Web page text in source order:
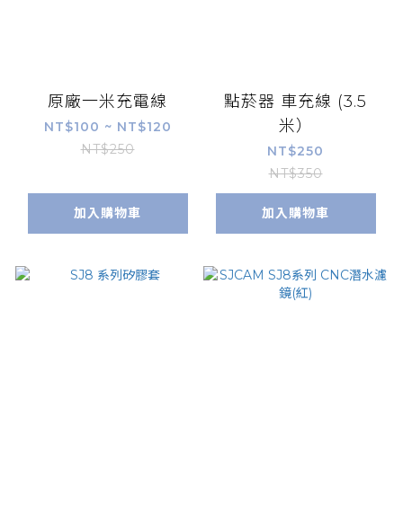
原廠一米充電線
NT$100 ~ NT$120
NT$250
加入購物車
點菸器 車充線 (3.5
米）
NT$250
NT$350
加入購物車